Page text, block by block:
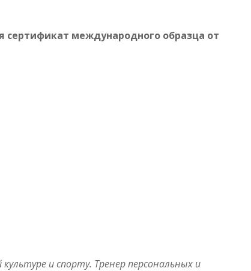
сертификат международного образца от
и спорту. Тренер персональных и